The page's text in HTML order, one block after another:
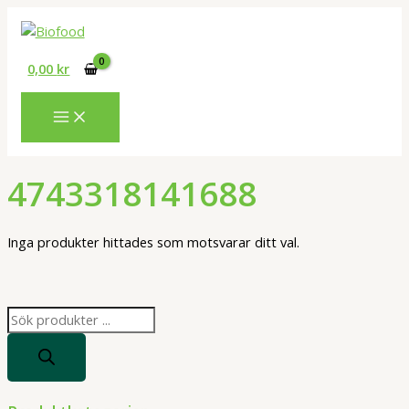
Hoppa
0,00 kr
P
4743318141688
Inga produkter hittades som motsvarar ditt val.